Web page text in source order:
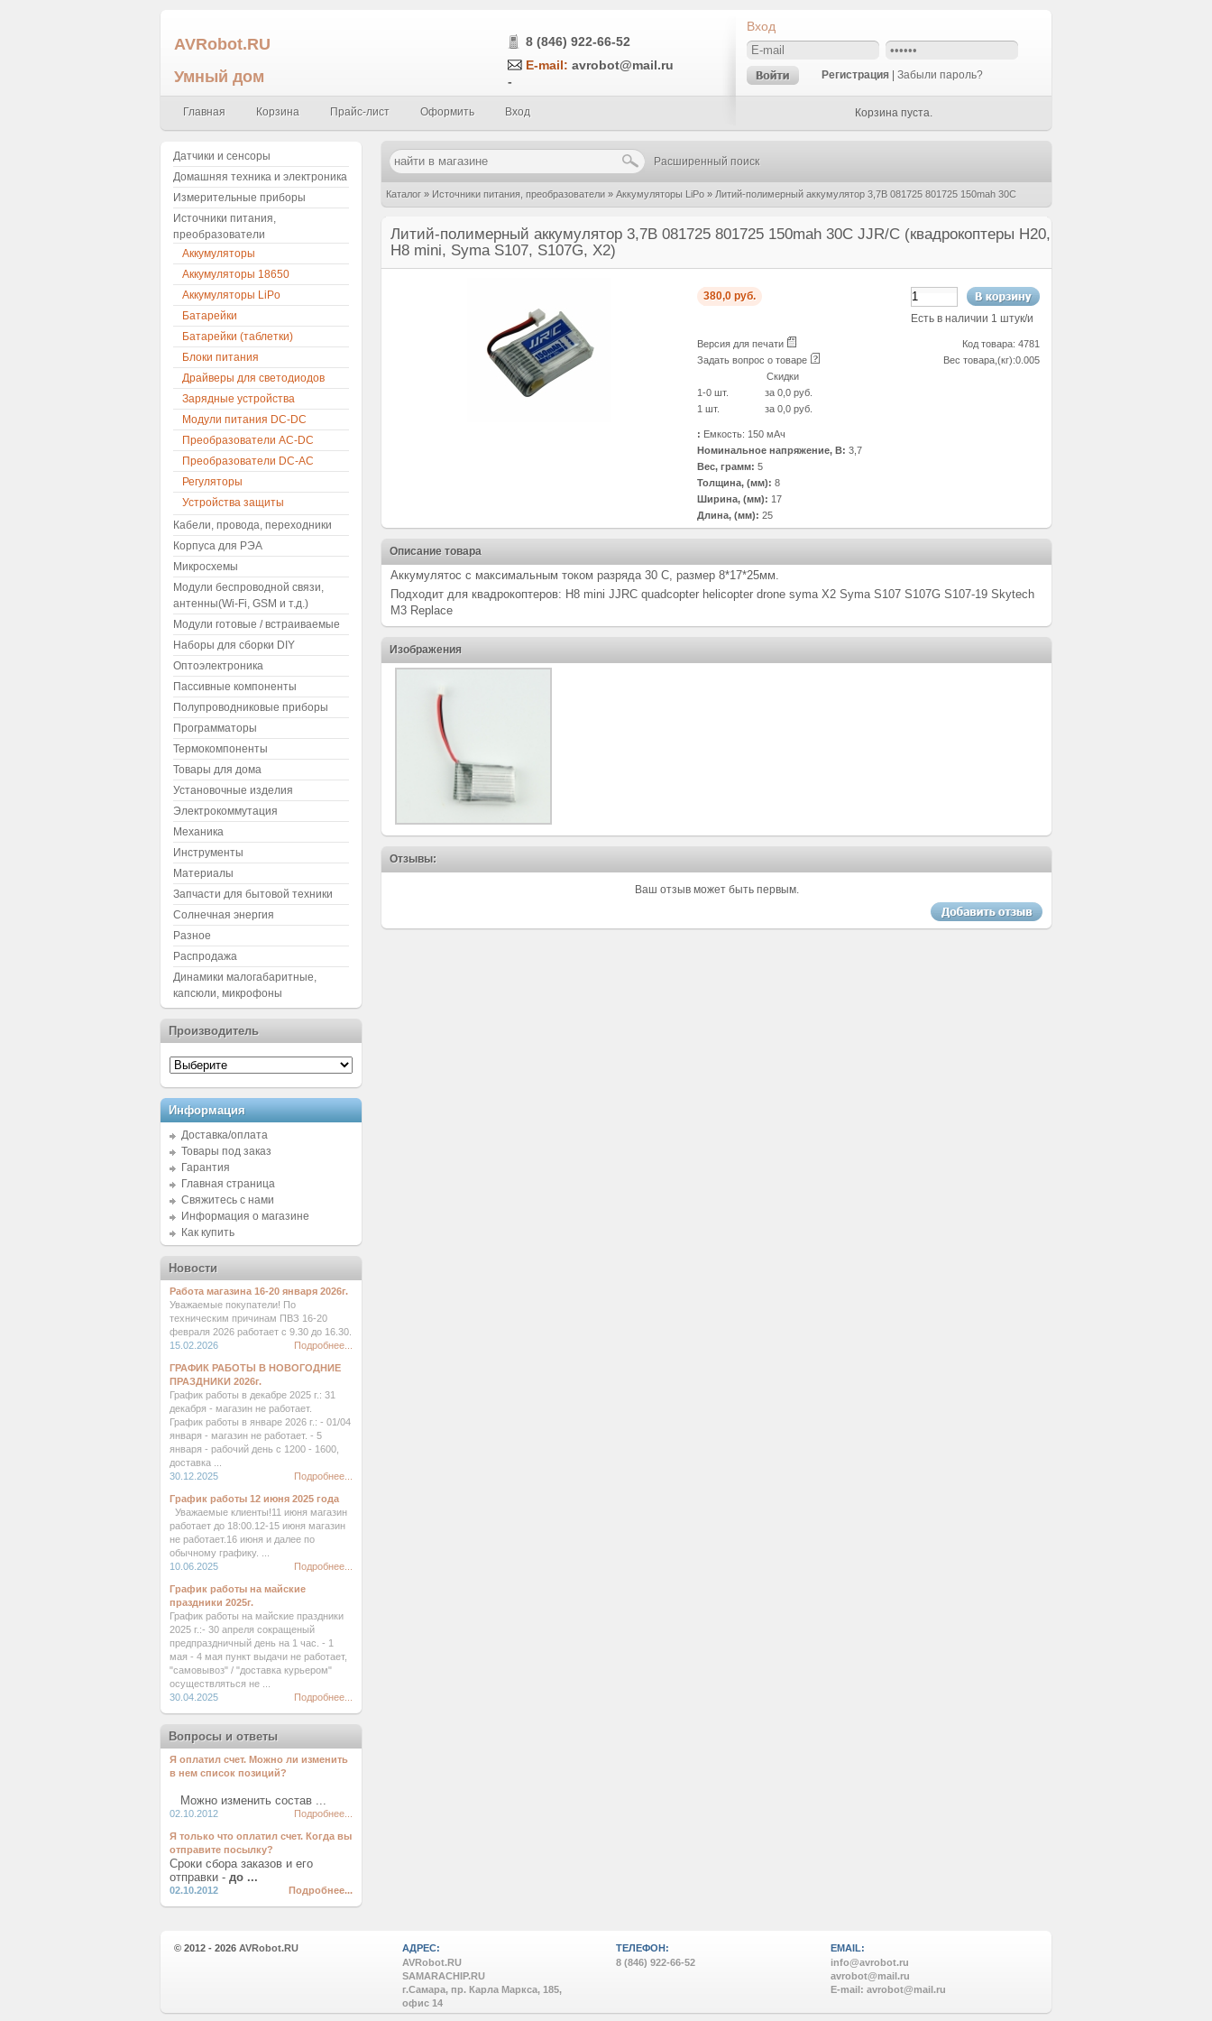
AVRobot.RU
Умный дом
8 (846) 922-66-52
E-mail: avrobot@mail.ru
-
Главная Корзина Прайс-лист Оформить Вход
Вход
Регистрация Забыли пароль?
Корзина пуста.
Расширенный поиск
Каталог » Источники питания, преобразователи » Аккумуляторы LiPo » Литий-полимерный аккумулятор 3,7В 081725 801725 150mah 30C
Литий-полимерный аккумулятор 3,7В 081725 801725 150mah 30C JJR/C (квадрокоптеры H20,
H8 mini, Syma S107, S107G, X2)
380,0 руб.
Есть в наличии 1 штук/и
Версия для печати
Задать вопрос о товаре
Скидки
1-0 шт.
за 0,0 руб.
1 шт.
за 0,0 руб.
Код товара: 4781
Вес товара,(кг):0.005
: Емкость: 150 мАч
Номинальное напряжение, В: 3,7
Вес, грамм: 5
Толщина, (мм): 8
Ширина, (мм): 17
Длина, (мм): 25
Описание товара
Аккумулятос с максимальным током разряда 30 С, размер 8*17*25мм.
Подходит для квадрокоптеров: H8 mini JJRC quadcopter helicopter drone syma X2 Syma S107 S107G S107-19 Skytech
M3 Replace
Изображения
Отзывы:
Ваш отзыв может быть первым.
Датчики и сенсоры
Домашняя техника и электроника
Измерительные приборы
Источники питания,
преобразователи
Аккумуляторы
Аккумуляторы 18650
Аккумуляторы LiPo
Батарейки
Батарейки (таблетки)
Блоки питания
Драйверы для светодиодов
Зарядные устройства
Модули питания DC-DC
Преобразователи AC-DC
Преобразователи DC-AC
Регуляторы
Устройства защиты
Кабели, провода, переходники
Корпуса для РЭА
Микросхемы
Модули беспроводной связи,
антенны(Wi-Fi, GSM и т.д.)
Модули готовые / встраиваемые
Наборы для сборки DIY
Оптоэлектроника
Пассивные компоненты
Полупроводниковые приборы
Программаторы
Термокомпоненты
Товары для дома
Установочные изделия
Электрокоммутация
Механика
Инструменты
Материалы
Запчасти для бытовой техники
Солнечная энергия
Разное
Распродажа
Динамики малогабаритные,
капсюли, микрофоны
Производитель
Информация
Доставка/оплата
Товары под заказ
Гарантия
Главная страница
Свяжитесь с нами
Информация о магазине
Как купить
Новости
Работа магазина 16-20 января 2026г.
Уважаемые покупатели! По
техническим причинам ПВЗ 16-20
февраля 2026 работает с 9.30 до 16.30.
15.02.2026
Подробнее...
ГРАФИК РАБОТЫ В НОВОГОДНИЕ
ПРАЗДНИКИ 2026г.
График работы в декабре 2025 г.: 31
декабря - магазин не работает.
График работы в январе 2026 г.: - 01/04
января - магазин не работает. - 5
января - рабочий день с 1200 - 1600,
доставка ...
30.12.2025
Подробнее...
График работы 12 июня 2025 года
Уважаемые клиенты!11 июня магазин
работает до 18:00.12-15 июня магазин
не работает.16 июня и далее по
обычному графику. ...
10.06.2025
Подробнее...
График работы на майские
праздники 2025г.
График работы на майские праздники
2025 г.:- 30 апреля сокращеный
предпраздничный день на 1 час. - 1
мая - 4 мая пункт выдачи не работает,
"самовывоз" / "доставка курьером"
осуществляться не ...
30.04.2025
Подробнее...
Вопросы и ответы
Я оплатил счет. Можно ли изменить
в нем список позиций?
Можно изменить состав ...
02.10.2012 Подробнее...
Я только что оплатил счет. Когда вы
отправите посылку?
Сроки сбора заказов и его
отправки - до ...
02.10.2012 Подробнее...
© 2012 - 2026 AVRobot.RU
АДРЕС:
AVRobot.RU
SAMARACHIP.RU
г.Самара, пр. Карла Маркса, 185,
офис 14
ТЕЛЕФОН:
8 (846) 922-66-52
EMAIL:
info@avrobot.ru
avrobot@mail.ru
E-mail: avrobot@mail.ru